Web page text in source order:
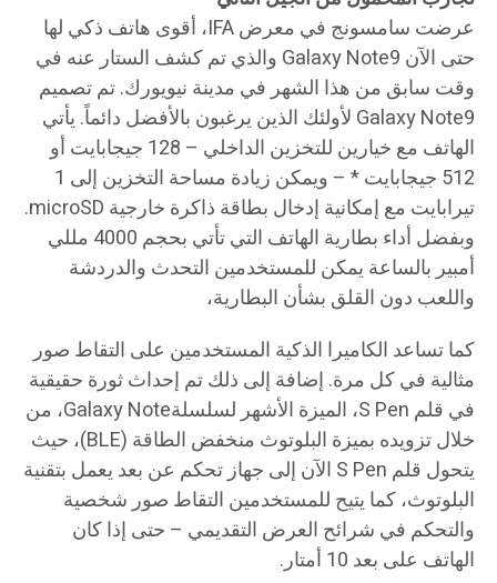
عرضت سامسونج في معرض IFA، أقوى هاتف ذكي لها
حتى الآن Galaxy Note9 والذي تم كشف الستار عنه في
وقت سابق من هذا الشهر في مدينة نيويورك. تم تصميم
Galaxy Note9 لأولئك الذين يرغبون بالأفضل دائماً. يأتي
الهاتف مع خيارين للتخزين الداخلي – 128 جيجابايت أو
512 جيجابايت * – ويمكن زيادة مساحة التخزين إلى 1
تيرابايت مع إمكانية إدخال بطاقة ذاكرة خارجية microSD.
وبفضل أداء بطارية الهاتف التي تأتي بحجم 4000 مللي
أمبير بالساعة يمكن للمستخدمين التحدث والدردشة
واللعب دون القلق بشأن البطارية،
كما تساعد الكاميرا الذكية المستخدمين على التقاط صور
مثالية في كل مرة. إضافة إلى ذلك تم إحداث ثورة حقيقية
في قلم S Pen، الميزة الأشهر لسلسلةGalaxy Note، من
خلال تزويده بميزة البلوتوث منخفض الطاقة (BLE)، حيث
يتحول قلم S Pen الآن إلى جهاز تحكم عن بعد يعمل بتقنية
البلوتوث، كما يتيح للمستخدمين التقاط صور شخصية
والتحكم في شرائح العرض التقديمي – حتى إذا كان
الهاتف على بعد 10 أمتار.